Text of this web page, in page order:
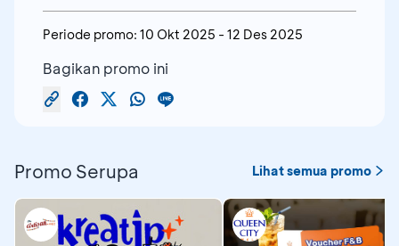
Grand MP Palembang
Komplek Palembang City Center
No.52B-53B-55A-56A-57A-
58A,Jl.Brigjend Dhani Effendy ( Radial )
Jl.sultan agung no.98 Kelurahan
wonotingal Kecamatan candisari, Kota
Periode promo: 10 Okt 2025 - 12 Des 2025
Bagikan promo ini
Promo Serupa Lihat semua promo